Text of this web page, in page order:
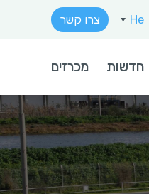
He
צרו קשר
חדשות מכרזים